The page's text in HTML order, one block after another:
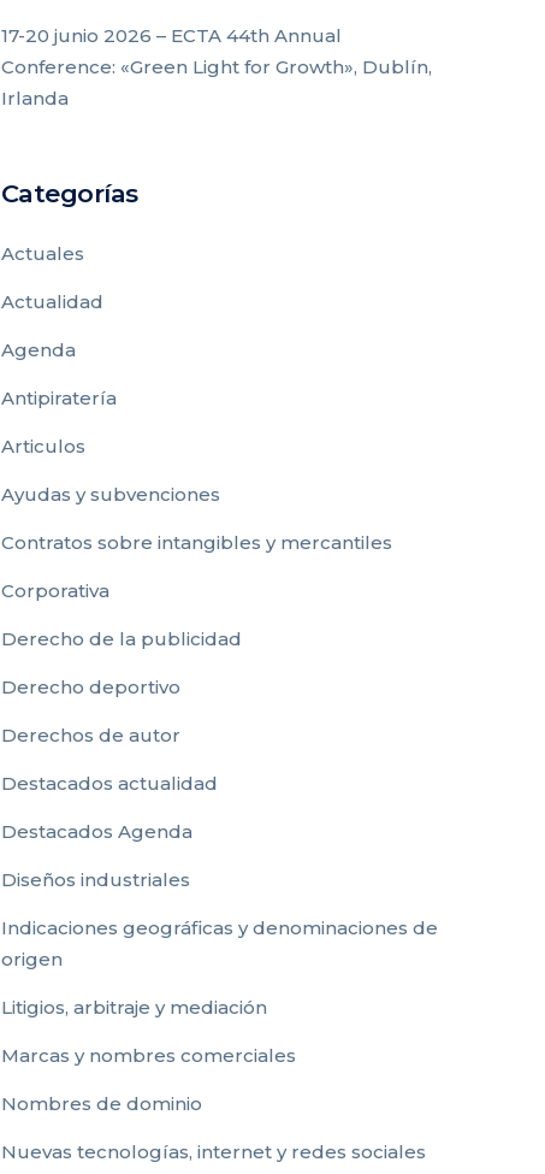
17-20 junio 2026 – ECTA 44th Annual
Conference: «Green Light for Growth», Dublín,
Irlanda
Categorías
Actuales
Actualidad
Agenda
Antipiratería
Articulos
Ayudas y subvenciones
Contratos sobre intangibles y mercantiles
Corporativa
Derecho de la publicidad
Derecho deportivo
Derechos de autor
Destacados actualidad
Destacados Agenda
Diseños industriales
Indicaciones geográficas y denominaciones de
origen
Litigios, arbitraje y mediación
Marcas y nombres comerciales
Nombres de dominio
Nuevas tecnologías, internet y redes sociales